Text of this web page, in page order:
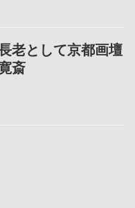
老として京都画壇
斎